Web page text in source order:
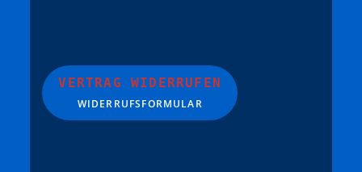
VERTRAG WIDERRUFEN
WIDERRUFSFORMULAR